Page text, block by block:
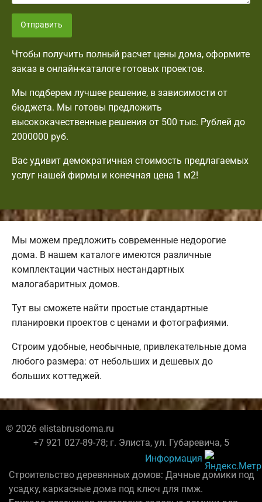
Отправить
Чтобы получить полный расчет цены дома, оформите
заказ в онлайн-каталоге готовых проектов.
Мы подберем лучшее решение, в зависимости от
бюджета. Мы готовы предложить
высококачественные решения от 500 тыс. Рублей до
2000000 руб.
Вас удивит демократичная стоимость предлагаемых
услуг нашей фирмы и конечная цена 1 м2!
Мы можем предложить современные недорогие
дома. В нашем каталоге имеются различные
комплектации частных нестандартных
малогабаритных домов.
Тут вы сможете найти простые стандартные
планировки проектов с ценами и фотографиями.
Строим удобные, необычные, привлекательные дома
любого размера: от небольших и дешевых до
больших коттеджей.
© 2026 elistabrusdoma.ru
+7 921 027-89-78; г. Элиста, ул. Губаревича, 5
Информация
Строительство деревянных домов: Дачные домики под
усадку, каркасные дома под ключ для пмж.